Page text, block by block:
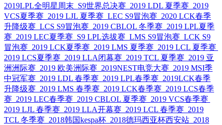
2019LPL全明星周末 S9世界总决赛 2019 LDL 夏季赛 2019
VCS夏季赛 2019 LJL 夏季赛 LEC S9冒泡赛 2020 LCK春季
升降级赛 LCS S9冒泡赛 2019 CBLOL 冬季赛 2019 LPL夏季
赛 2019 LEC夏季赛 S9 LPL选拔赛 LMS S9冒泡赛 LCK S9
冒泡赛 2019 LCK夏季赛 2019 LMS 夏季赛 2019 LCL 夏季赛
2019 LCS夏季赛 2019 LLA闭幕赛 2019 TCL 夏季赛 2019 亚
洲洲际赛 2019 欧美洲际赛 2019NEST电竞大赛 2019 MSI季
中冠军赛 2019 LDL 春季赛 2019 LPL春季赛 2019LCK春季
升降级赛 2019 LMS 春季赛 2019 LCK春季赛 2019 LCS春季
赛 2019 LEC春季赛 2019 CBLOL 夏季赛 2019 VCS春季赛
2019 LJL 春季赛 2019 LLA开幕赛 2019 LCL 春季赛 2019
TCL 冬季赛 2018韩国kespa杯 2018德玛西亚杯西安站 2018